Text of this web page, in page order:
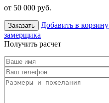
от 50 000 руб.
Заказать Добавить в корзину
замерщика
Получить расчет